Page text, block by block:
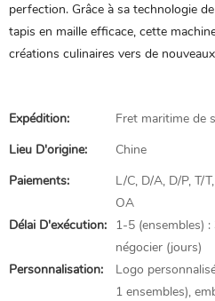
perfection. Grâce à sa technologie
tapis en maille efficace, cette
créations culinaires vers de
Expédition:
Fret maritime de
Lieu D'origine:
Chine
Paiements:
L/C, D/A, D/P, T/
OA
Délai D'exécution: 1-5 (ensembles)
négocier (jours)
Personnalisation:
Logo
1 ensembles),